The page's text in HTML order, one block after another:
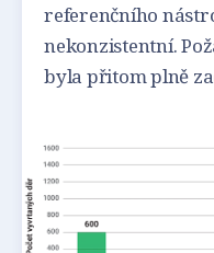
referenčního
nekonzistentní.
byla přitom plně